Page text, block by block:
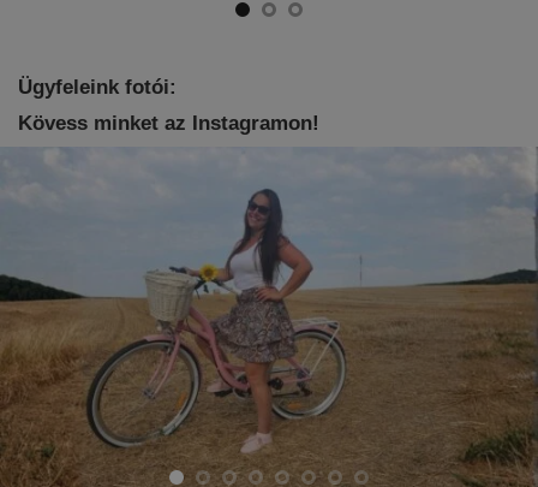
Ügyfeleink fotói:
Kövess minket az Instagramon!